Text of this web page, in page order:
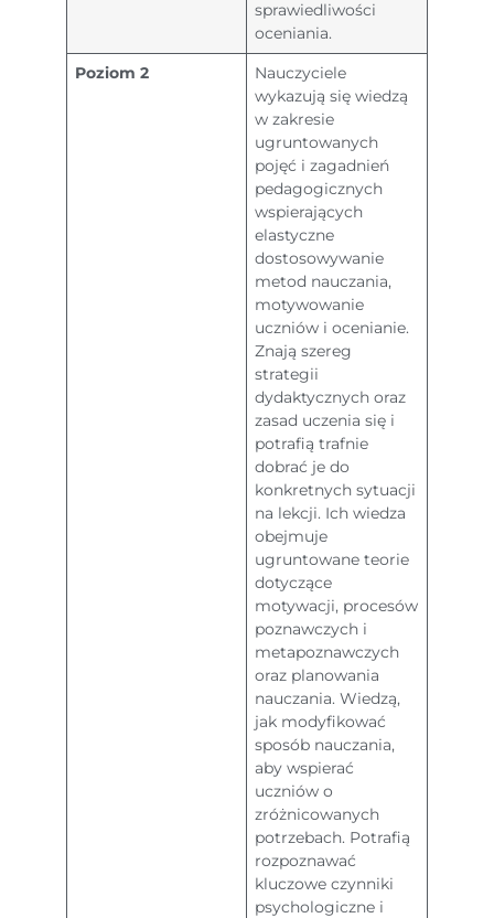
sprawiedliwości
oceniania.
Poziom 2
Nauczyciele
wykazują się wiedzą
w zakresie
ugruntowanych
pojęć i zagadnień
pedagogicznych
wspierających
elastyczne
dostosowywanie
metod nauczania,
motywowanie
uczniów i ocenianie.
Znają szereg
strategii
dydaktycznych oraz
zasad uczenia się i
potrafią trafnie
dobrać je do
konkretnych sytuacji
na lekcji. Ich wiedza
obejmuje
ugruntowane teorie
dotyczące
motywacji, procesów
poznawczych i
metapoznawczych
oraz planowania
nauczania. Wiedzą,
jak modyfikować
sposób nauczania,
aby wspierać
uczniów o
zróżnicowanych
potrzebach. Potrafią
rozpoznawać
kluczowe czynniki
psychologiczne i